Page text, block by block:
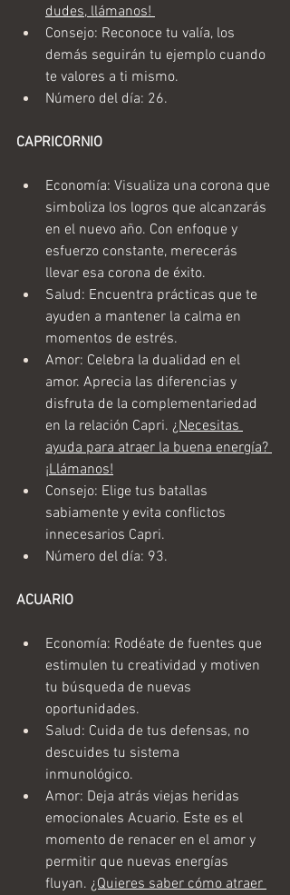
dudes, llámanos!
Consejo: Reconoce tu valía, los
demás seguirán tu ejemplo cuando
te valores a ti mismo.
Número del día: 26.
CAPRICORNIO
Economía: Visualiza una corona que
simboliza los logros que alcanzarás
en el nuevo año. Con enfoque y
esfuerzo constante, merecerás
llevar esa corona de éxito.
Salud: Encuentra prácticas que te
ayuden a mantener la calma en
momentos de estrés.
Amor: Celebra la dualidad en el
amor. Aprecia las diferencias y
disfruta de la complementariedad
en la relación Capri. ¿Necesitas
ayuda para atraer la buena energía?
¡Llámanos!
Consejo: Elige tus batallas
sabiamente y evita conflictos
innecesarios Capri.
Número del día: 93.
ACUARIO
Economía: Rodéate de fuentes que
estimulen tu creatividad y motiven
tu búsqueda de nuevas
oportunidades.
Salud: Cuida de tus defensas, no
descuides tu sistema
inmunológico.
Amor: Deja atrás viejas heridas
emocionales Acuario. Este es el
momento de renacer en el amor y
permitir que nuevas energías
fluyan. ¿Quieres saber cómo atraer